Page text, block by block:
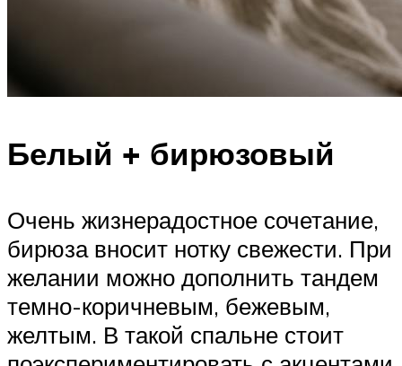
Белый + бирюзовый
Очень жизнерадостное сочетание,
бирюза вносит нотку свежести. При
желании можно дополнить тандем
темно-коричневым, бежевым,
желтым. В такой спальне стоит